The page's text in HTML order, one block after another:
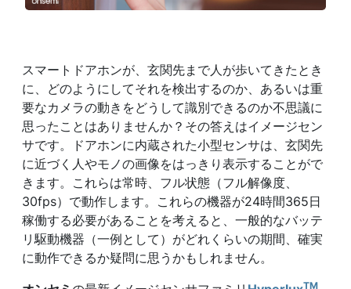
スマートドアホンが、玄関先まで人が歩いてきたとき
に、どのようにしてそれを検出するのか、あるいは重
要なカメラの動きをどうして識別できるのか不思議に
思ったことはありませんか？その答えはイメージセン
サです。ドアホンに内蔵された小型センサは、玄関先
に近づく人やモノの画像をはっきり表示することがで
きます。これらは常時、フル状態（フル解像度、
30fps）で動作します。これらの機器が24時間365日
稼働する必要があることを考えると、一般的なバッテ
リ駆動機器（一例として）がどれくらいの期間、確実
に動作できるか疑問に思うかもしれません。
TM